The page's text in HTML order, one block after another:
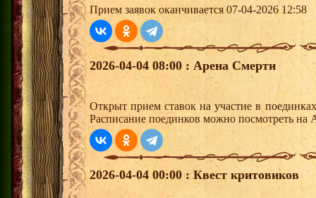
Прием заявок оканчивается 07-04-2026 12:58
2026-04-04 08:00 : Арена Смерти
Открыт прием ставок на участие в
Расписание поединков можно посмотреть на
2026-04-04 00:00 : Квест критовиков